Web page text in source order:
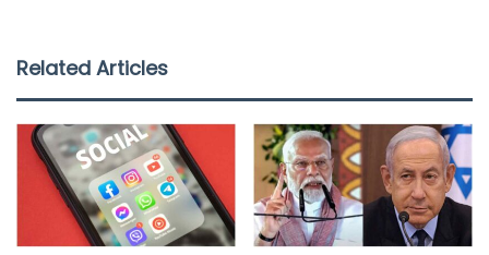
e
o
o
k
t
e
r
t
A
p
p
i
Related Articles